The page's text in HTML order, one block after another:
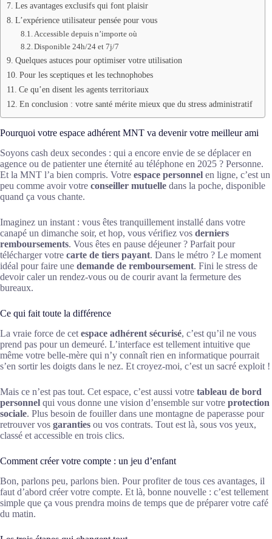
Les avantages exclusifs qui font plaisir
L’expérience utilisateur pensée pour vous
Accessible depuis n’importe où
Disponible 24h/24 et 7j/7
Quelques astuces pour optimiser votre utilisation
Pour les sceptiques et les technophobes
Ce qu’en disent les agents territoriaux
En conclusion : votre santé mérite mieux que du stress administratif
Pourquoi votre espace adhérent MNT va devenir votre meilleur ami
Soyons cash deux secondes : qui a encore envie de se déplacer en
agence ou de patienter une éternité au téléphone en 2025 ? Personne.
Et la MNT l’a bien compris. Votre espace personnel en ligne, c’est un
peu comme avoir votre conseiller mutuelle dans la poche, disponible
quand ça vous chante.
Imaginez un instant : vous êtes tranquillement installé dans votre
canapé un dimanche soir, et hop, vous vérifiez vos derniers
remboursements. Vous êtes en pause déjeuner ? Parfait pour
télécharger votre carte de tiers payant. Dans le métro ? Le moment
idéal pour faire une demande de remboursement. Fini le stress de
devoir caler un rendez-vous ou de courir avant la fermeture des
bureaux.
Ce qui fait toute la différence
La vraie force de cet espace adhérent sécurisé, c’est qu’il ne vous
prend pas pour un demeuré. L’interface est tellement intuitive que
même votre belle-mère qui n’y connaît rien en informatique pourrait
s’en sortir les doigts dans le nez. Et croyez-moi, c’est un sacré exploit !
Mais ce n’est pas tout. Cet espace, c’est aussi votre tableau de bord
personnel qui vous donne une vision d’ensemble sur votre protection
sociale. Plus besoin de fouiller dans une montagne de paperasse pour
retrouver vos garanties ou vos contrats. Tout est là, sous vos yeux,
classé et accessible en trois clics.
Comment créer votre compte : un jeu d’enfant
Bon, parlons peu, parlons bien. Pour profiter de tous ces avantages, il
faut d’abord créer votre compte. Et là, bonne nouvelle : c’est tellement
simple que ça vous prendra moins de temps que de préparer votre café
du matin.